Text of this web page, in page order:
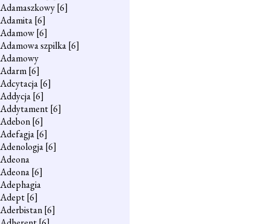
Adamaszkowy[6]
Adamita[6]
Adamow[6]
Adamowa szpilka[6]
Adamowy
Adarm[6]
Adcytacja[6]
Addycja[6]
Addytament[6]
Adebon[6]
Adefagja[6]
Adenologja[6]
Adeona
Adeona[6]
Adephagia
Adept[6]
Aderbistan[6]